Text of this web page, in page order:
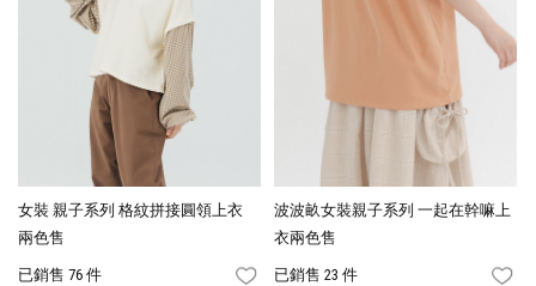
女裝 親子系列 格紋拼接圓領上衣
兩色售
已銷售 76 件 FAVORITES
波波畝女裝親子系列 一起在幹嘛上
衣兩色售
已銷售 23 件